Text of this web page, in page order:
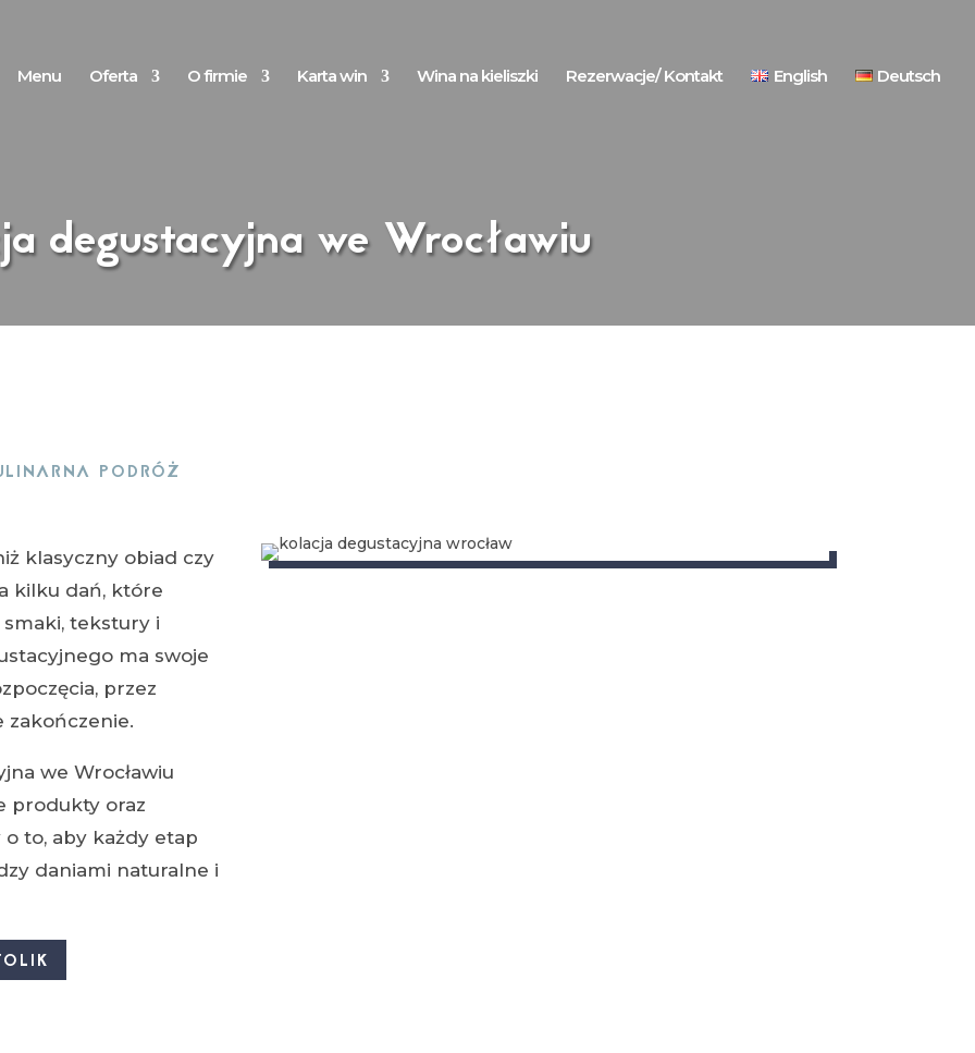
Menu Oferta O firmie Karta win Wina na kieliszki Rezerwacje/ Kontakt English Deutsch
degustacyjna we Wrocławiu
PODRÓŻ
klasyczny obiad czy
kilku dań, które
tekstury i
ma swoje
przez
zakończenie.
we Wrocławiu
produkty oraz
to, aby każdy etap
daniami naturalne i